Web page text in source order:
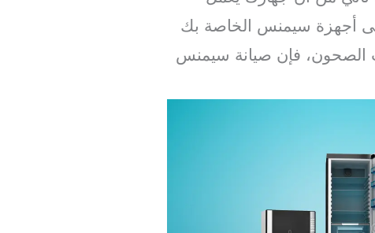
أجهزة سيمنس الخاصة بك
الصحون، فإن صيانة سيمنس